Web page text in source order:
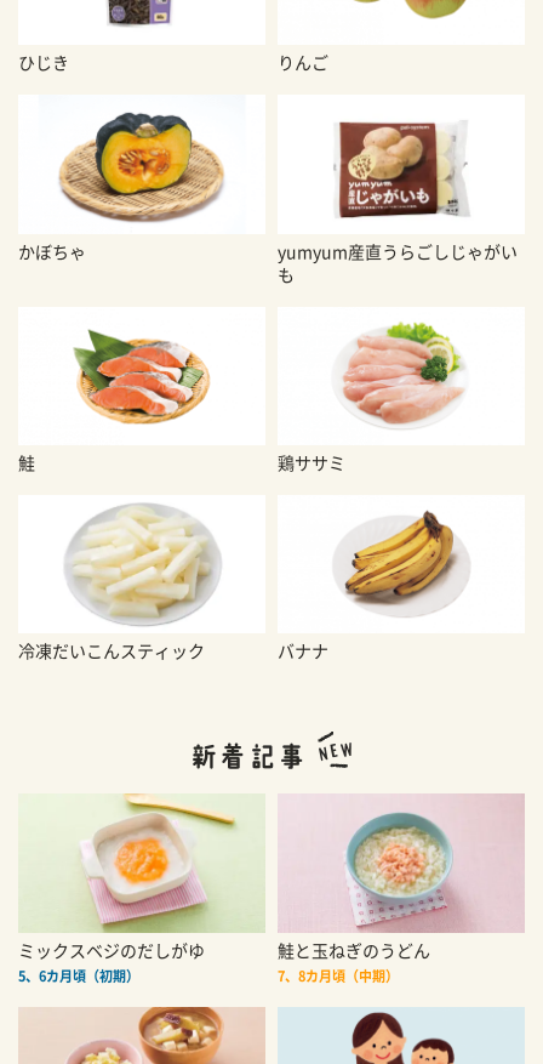
ひじき りんご
かぼちゃ
yumyum産直うらごしじゃがい
も
鮭 鶏ササミ
冷凍だいこんスティック バナナ
ミックスベジのだしがゆ
5、6カ月頃（初期）
鮭と玉ねぎのうどん
7、8カ月頃（中期）